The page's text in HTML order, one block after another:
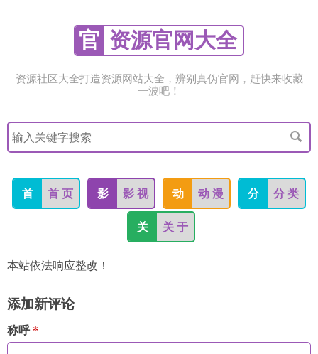
官 资源官网大全
资源社区大全打造资源网站大全，辨别真伪官网，赶快来收藏
一波吧！
搜
索
关
字
首 首 页 影 影 视 动 动 漫 分 分 类
关 关 于
本站依法响应整改！
添加新评论
称呼